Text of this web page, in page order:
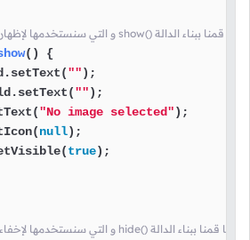
// و التي سنستخدمها لإظهار النافذة المنبثقة show() هنا قمنا ببناء الدالة
()
{
"");
"");
"No image selected");
null);
true);
// و التي سنستخدمها لإخفاء النافذة المنبثقة hide() هنا قمنا ببناء الدالة